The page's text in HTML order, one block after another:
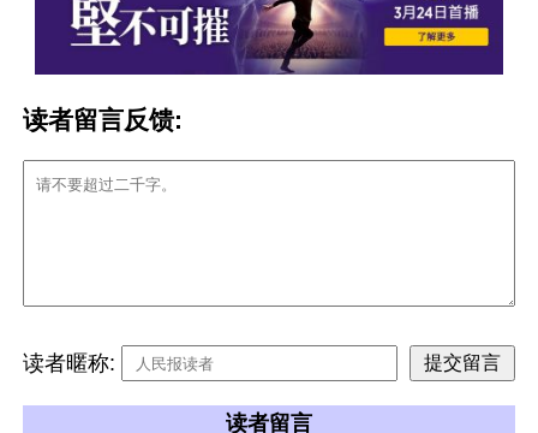
读者留言反馈:
读者暱称:
读者留言